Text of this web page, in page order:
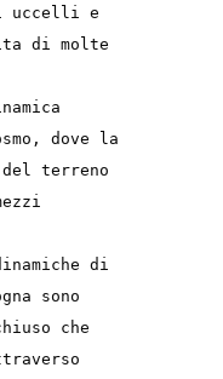
uccelli e
di molte
dove la
terreno
di
sono
che